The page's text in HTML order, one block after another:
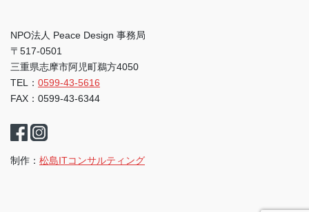
NPO法人 Peace Design 事務局
〒517-0501
三重県志摩市阿児町鵜方4050
TEL： 0599-43-5616
FAX：0599-43-6344
制作： 松島ITコンサルティング